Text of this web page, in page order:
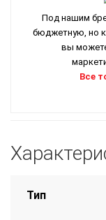
Под нашим
бюджетную, но
вы
Все
Тип